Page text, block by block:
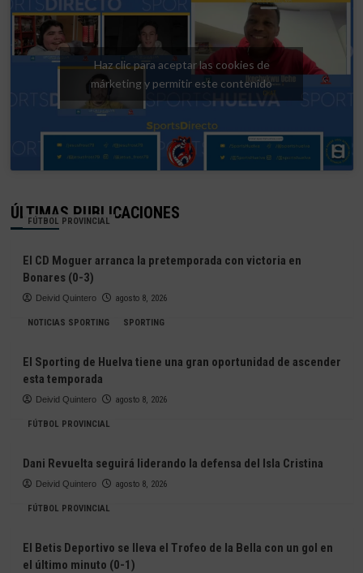
Haz clic para aceptar las cookies de
márketing y permitir este contenido
ÚLTIMAS PUBLICACIONES
FÚTBOL PROVINCIAL
El CD Moguer arranca la pretemporada con victoria en
Bonares (0-3)
Deivid Quintero agosto 8, 2026
NOTICIAS SPORTING SPORTING
El Sporting de Huelva tiene una gran oportunidad de ascender
esta temporada
Deivid Quintero agosto 8, 2026
FÚTBOL PROVINCIAL
Dani Revuelta seguirá liderando la defensa del Isla Cristina
Deivid Quintero agosto 8, 2026
FÚTBOL PROVINCIAL
El Betis Deportivo se lleva el Trofeo de la Bella con un gol en
el último minuto (0-1)